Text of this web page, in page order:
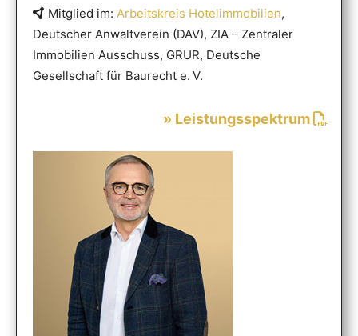
Mitglied im: Arbeitskreis Hotelimmobilien,
Deutscher Anwaltverein (DAV), ZIA – Zentraler
Immobilien Ausschuss, GRUR, Deutsche
Gesellschaft für Baurecht e. V.
» Leistungsspektrum